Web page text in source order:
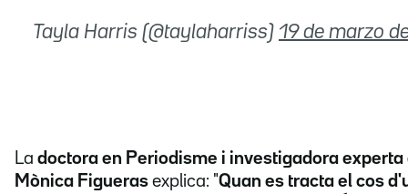
 Tayla Harris (@taylaharriss) 19 de marzo
La doctora en Periodisme i investigadora experta
Mònica Figueras explica: "Quan es tracta el cos